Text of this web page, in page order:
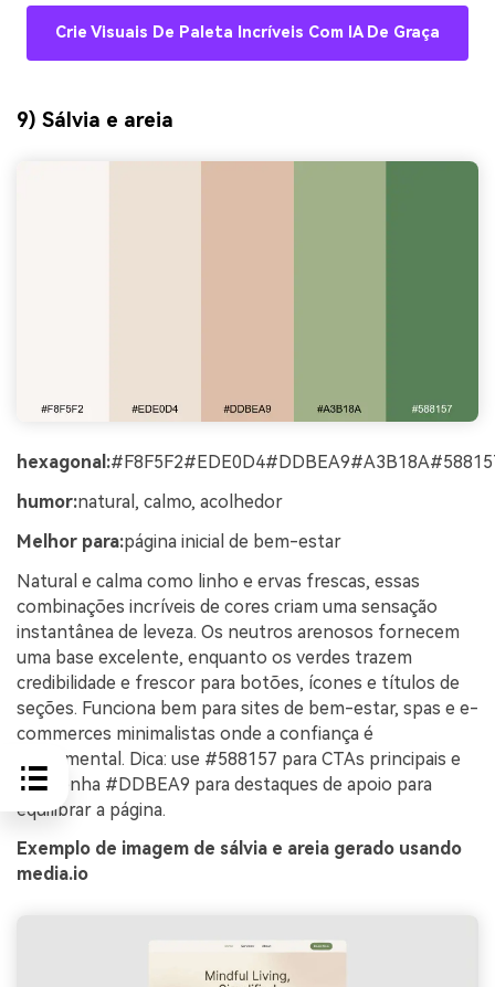
Crie Visuais De Paleta Incríveis Com IA De Graça
9) Sálvia e areia
hexagonal:
humor:natural, calmo, acolhedor
Melhor para:página inicial de bem-estar
Natural e calma como linho e ervas frescas, essas
combinações incríveis de cores criam uma sensação
instantânea de leveza. Os neutros arenosos fornecem
uma base excelente, enquanto os verdes trazem
credibilidade e frescor para botões, ícones e títulos de
seções. Funciona bem para sites de bem-estar, spas e e-
commerces minimalistas onde a confiança é
fundamental. Dica: use #588157 para CTAs principais e
mantenha #DDBEA9 para destaques de apoio para
equilibrar a página.
Exemplo de imagem de sálvia e areia gerado usando
media.io